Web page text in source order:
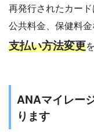
再発行されたカー
公共料金、保健料
支払い方法変更
ANAマイレー
ります